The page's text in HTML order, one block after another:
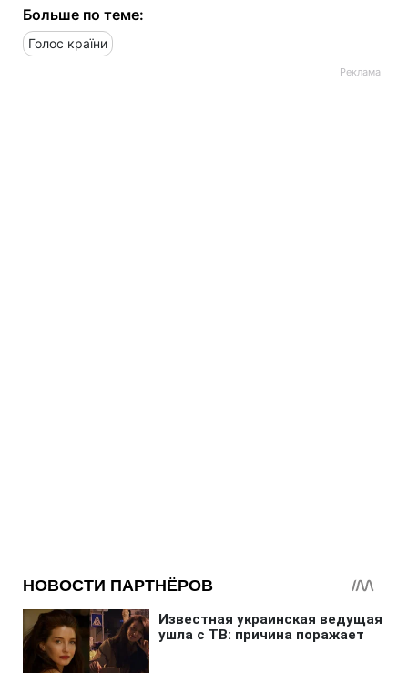
Больше по теме:
Голос країни